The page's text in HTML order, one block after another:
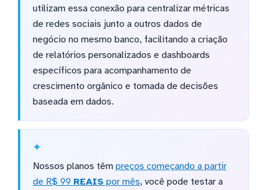
utilizam essa conexão para centralizar métricas
de redes sociais junto a outros dados de
negócio no mesmo banco, facilitando a criação
de relatórios personalizados e dashboards
específicos para acompanhamento de
crescimento orgânico e tomada de decisões
baseada em dados.
Nossos planos têm preços começando a partir
de R$ 99 REAIS por mês, você pode testar a